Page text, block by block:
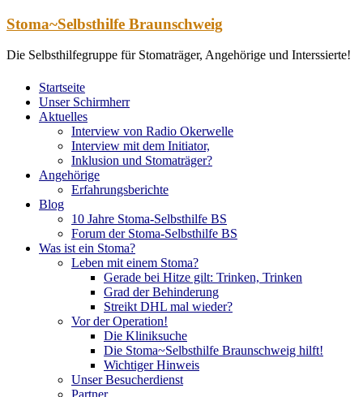
Zum
springen
Stoma~Selbsthilfe Braunschweig
Die Selbsthilfegruppe für Stomaträger, Angehörige und Interssierte!
Startseite
Unser Schirmherr
Aktuelles
Interview von Radio Okerwelle
Interview mit dem Initiator,
Inklusion und Stomaträger?
Angehörige
Erfahrungsberichte
Blog
10 Jahre Stoma-Selbsthilfe BS
Forum der Stoma-Selbsthilfe BS
Was ist ein Stoma?
Leben mit einem Stoma?
Gerade bei Hitze gilt: Trinken, Trinken
Grad der Behinderung
Streikt DHL mal wieder?
Vor der Operation!
Die Kliniksuche
Die Stoma~Selbsthilfe Braunschweig hilft!
Wichtiger Hinweis
Unser Besucherdienst
Partner